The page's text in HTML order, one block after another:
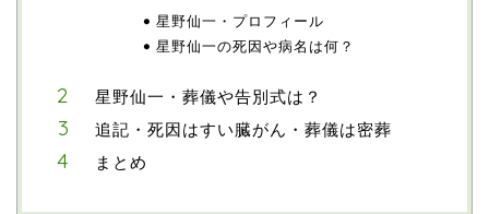
星野仙一・プロフィール
星野仙一の死因や病名は何？
星野仙一・葬儀や告別式は？
追記・死因はすい臓がん・葬儀は密葬
まとめ